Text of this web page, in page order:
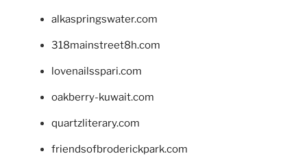
alkaspringswater.com
318mainstreet8h.com
lovenailsspari.com
oakberry-kuwait.com
quartzliterary.com
friendsofbroderickpark.com